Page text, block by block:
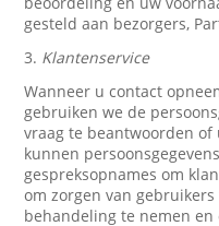
gesteld aan bezorgers,
3. Klantenservice
Wanneer u contact
gebruiken we de
vraag te beantwoorden
kunnen
gespreksopnames om
om zorgen van
behandeling te nemen en